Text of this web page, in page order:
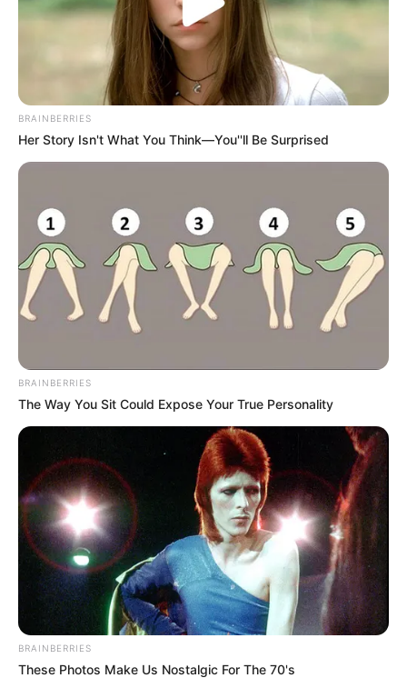
BRAINBERRIES
Her Story Isn't What You Think—You''ll Be Surprised
BRAINBERRIES
The Way You Sit Could Expose Your True Personality
BRAINBERRIES
These Photos Make Us Nostalgic For The 70's